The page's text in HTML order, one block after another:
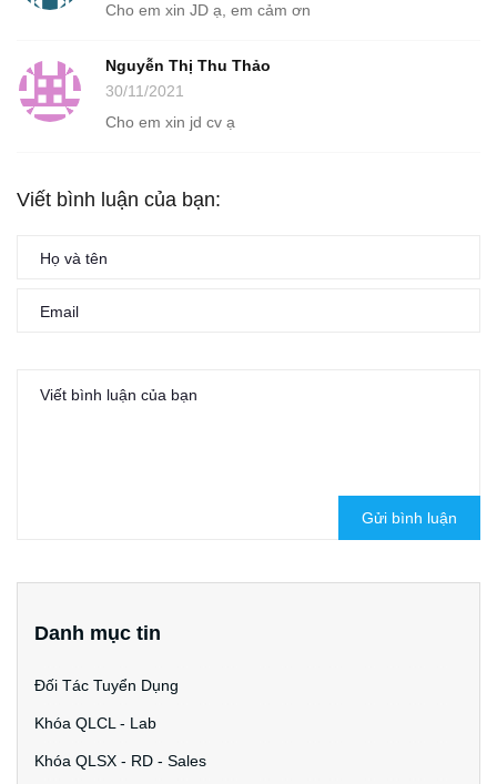
Cho em xin JD ạ, em cảm ơn
Nguyễn Thị Thu Thảo
30/11/2021
Cho em xin jd cv ạ
Viết bình luận của bạn:
Gửi bình luận
Danh mục tin
Đối Tác Tuyển Dụng
Khóa QLCL - Lab
Khóa QLSX - RD - Sales